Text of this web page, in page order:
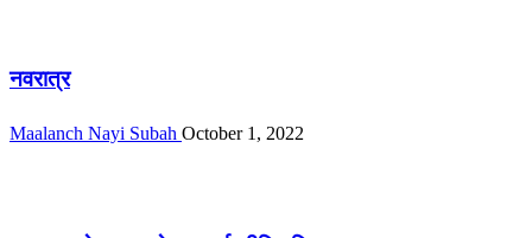
नवरात्र
Maalanch Nayi Subah October 1, 2022